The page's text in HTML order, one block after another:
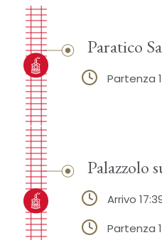
Paratico
Partenza
Palazzolo
Arrivo
Partenza